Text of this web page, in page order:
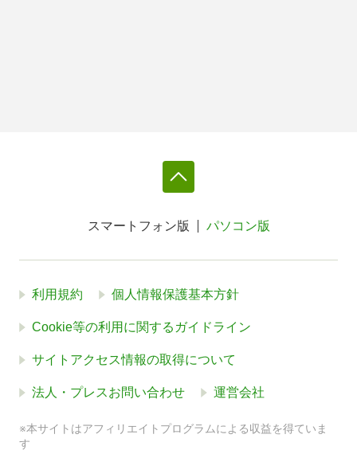
スマートフォン版 パソコン版
利用規約 個人情報保護基本方針
Cookie等の利用に関するガイドライン
サイトアクセス情報の取得について
法人・プレスお問い合わせ 運営会社
※本サイトはアフィリエイトプログラムによる収益を得ていま
す